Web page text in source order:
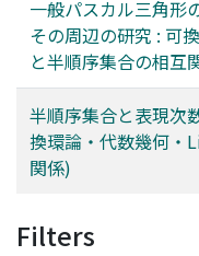
一般パスカル三角形
その周辺の研究 : 可
と半順序集合の相互
半順序集合と表現次
換環論・代数幾何・
関係)
Filters